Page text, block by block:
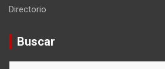
Directorio
Buscar